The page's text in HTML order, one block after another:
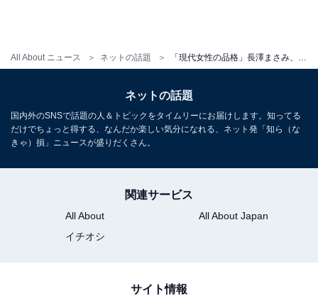
All About ニュース ネットの話題
ネットの話題
国内外のSNSで話題の人＆トピックをタイムリーにお届けします。知ってる
だけでちょっと得する、なんだか楽しい気分になれる、ネット発「知ら（な
きゃ）損」ニュースが盛りだくさん。
関連サービス
All About
All About Japan
イチオシ
サイト情報